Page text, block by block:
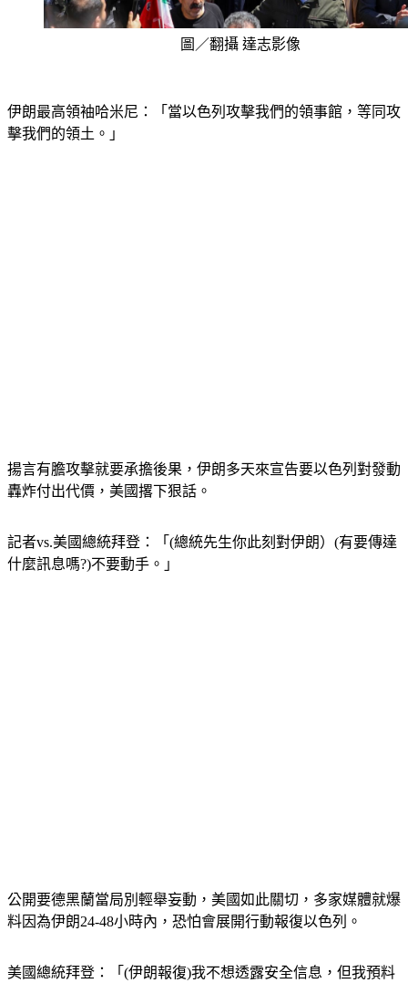
圖／翻攝 達志影像
伊朗最高領袖哈米尼：「當以色列攻擊我們的領事館，等同攻
擊我們的領土。」
揚言有膽攻擊就要承擔後果，伊朗多天來宣告要以色列對發動
轟炸付出代價，美國撂下狠話。
記者vs.美國總統拜登：「(總統先生你此刻對伊朗）(有要傳達
什麼訊息嗎?)不要動手。」
公開要德黑蘭當局別輕舉妄動，美國如此關切，多家媒體就爆
料因為伊朗24-48小時內，恐怕會展開行動報復以色列。
美國總統拜登：「(伊朗報復)我不想透露安全信息，但我預料